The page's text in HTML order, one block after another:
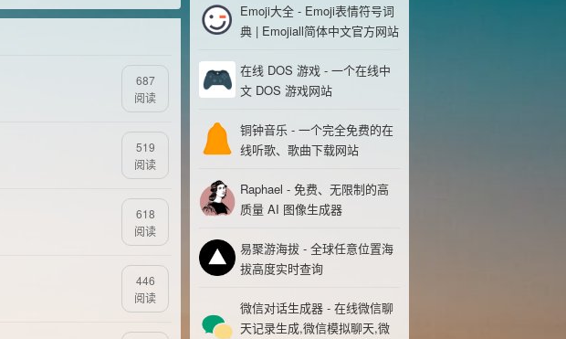
687
阅读
519
阅读
618
阅读
446
阅读
Emoji大全 - Emoji表情符号词
典 | Emojiall简体中文官方网站
在线 DOS 游戏 - 一个在线中
文 DOS 游戏网站
铜钟音乐 - 一个完全免费的在
线听歌、歌曲下载网站
Raphael - 免费、无限制的高
质量 AI 图像生成器
易聚游海拔 - 全球任意位置海
拔高度实时查询
微信对话生成器 - 在线微信聊
天记录生成,微信模拟聊天,微